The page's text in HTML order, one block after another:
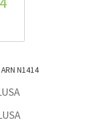
a L 1/4M – 1/4F – ARN N1414